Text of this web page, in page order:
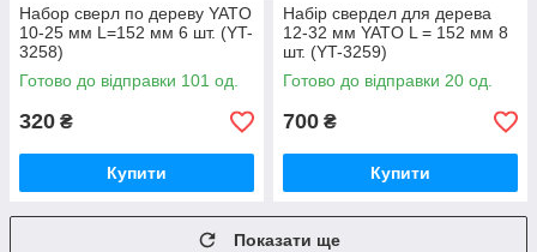
Набор сверл по дереву YATO
10-25 мм L=152 мм 6 шт. (YT-
3258)
Готово до відправки 101 од.
320 ₴
Купити
Набір свердел для дерева
12-32 мм YATO L = 152 мм 8
шт. (YT-3259)
Готово до відправки 20 од.
700 ₴
Купити
Показати ще